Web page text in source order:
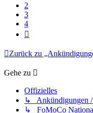
2
3
4
Zurück zu
Gehe zu
Offizielles
↳ Ankündigungen
↳ FoMoCo